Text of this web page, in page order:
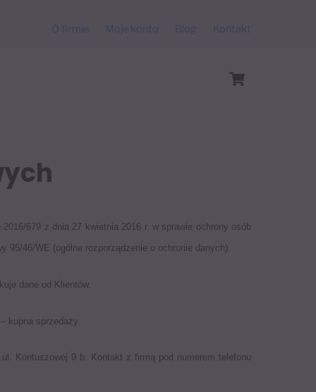
O firmie
Moje konto Blog Kontakt
679 z dnia 27 kwietnia 2016 r. w sprawie ochrony osób
46/WE (ogólne rozporządzenie o ochronie danych).
dane od Klientów.
kupna sprzedaży.
Kontuszowej 9 b. Kontakt z firmą pod numerem telefonu